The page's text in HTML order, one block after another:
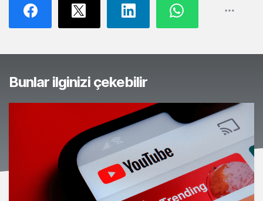
Bunlar ilginizi çekebilir